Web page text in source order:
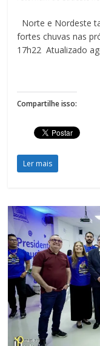
Norte e Nordeste
fortes chuvas nas
17h22 Atualizado
Compartilhe isso:
Ler mais